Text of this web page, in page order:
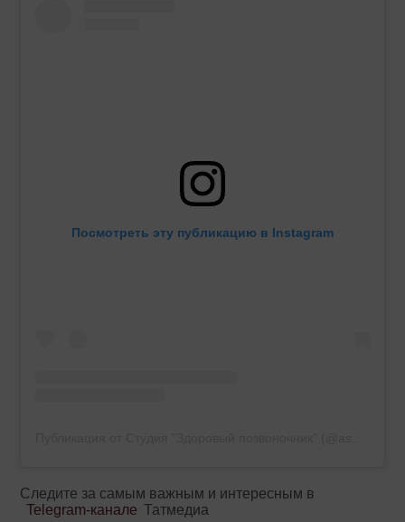
Посмотреть эту публикацию в Instagram
Следите за самым важным и интересным в
Telegram-канале Татмедиа